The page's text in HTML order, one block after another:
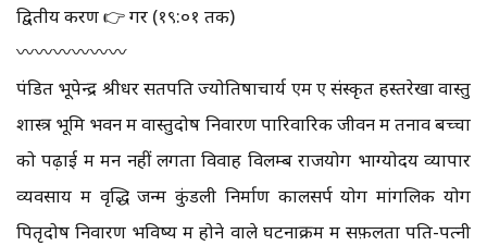
द्वितीय करण 👉 गर (१९:०१ तक)
〰️〰️〰️〰️〰️〰️
पंडित भूपेन्द्र श्रीधर सतपति ज्योतिषाचार्य एम ए संस्कृत हस्तरेखा वास्तु
शास्त्र भूमि भवन में वास्तुदोष निवारण पारिवारिक जीवन में तनाव बच्चों
को पढ़ाई में मन नहीं लगता विवाह विलम्ब राजयोग भाग्योदय व्यापार
व्यवसाय में वृद्धि जन्म कुंडली निर्माण कालसर्प योग मांगलिक योग
पितृदोष निवारण भविष्य में होने वाले घटनाक्रम में सफ़लता पति-पत्नी